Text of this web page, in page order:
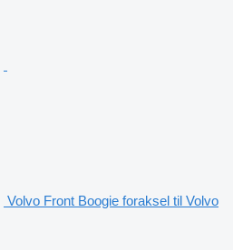
Volvo Front Boogie foraksel til Volvo